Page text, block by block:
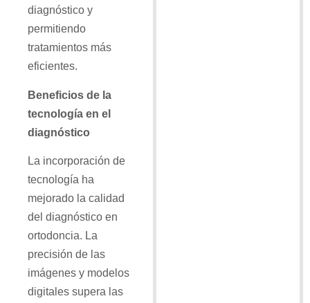
diagnóstico y
permitiendo
tratamientos más
eficientes.
Beneficios de la
tecnología en el
diagnóstico
La incorporación de
tecnología ha
mejorado la calidad
del diagnóstico en
ortodoncia. La
precisión de las
imágenes y modelos
digitales supera las